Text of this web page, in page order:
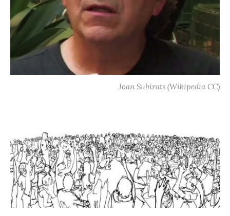
Joan Subirats (Wikipedia CC)